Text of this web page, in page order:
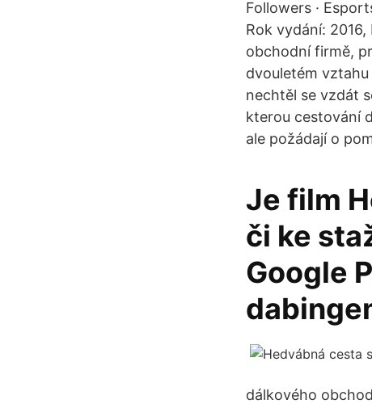
Followers ·
Rok vydání:
obchodní firmě,
dvouletém
nechtěl se vzdát
kterou cestování
ale požádají o
Je film
či ke
Google
dálkového